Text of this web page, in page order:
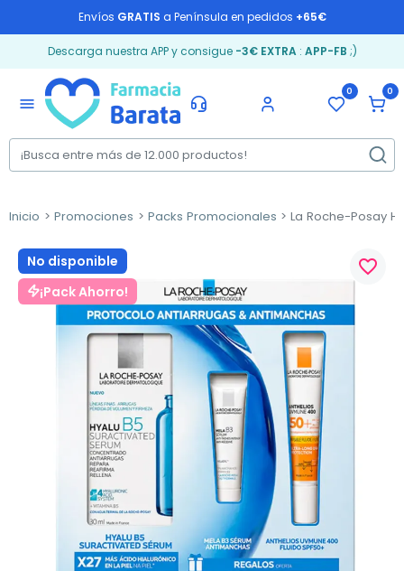
Envíos GRATIS a Península en pedidos +65€
Descarga nuestra APP y consigue -3€ EXTRA: APP-FB ;)
menu
0 0
Inicio Promociones Packs Promocionales La Roche-Posay
No disponible
¡Pack Ahorro!
favorite_border